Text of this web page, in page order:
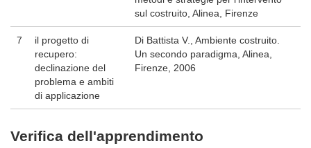
sul costruito, Alinea, Firenze
7
il progetto di
recupero:
declinazione del
problema e ambiti
di applicazione
Di Battista V., Ambiente costruito.
Un secondo paradigma, Alinea,
Firenze, 2006
Verifica dell'apprendimento